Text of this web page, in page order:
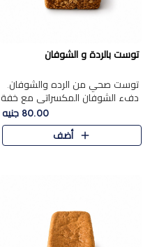
توست بالردة و الشوفان
توست صحي من الرده والشوفان.
دفء الشوفان المكسراتي مع خفة
80.00 جنيه
أضف